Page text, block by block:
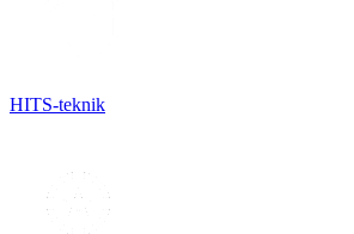
HITS-teknik